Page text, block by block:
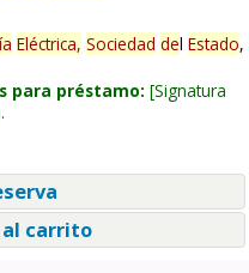
Eléctrica, Sociedad del Estado,
para préstamo: Signatura
carrito